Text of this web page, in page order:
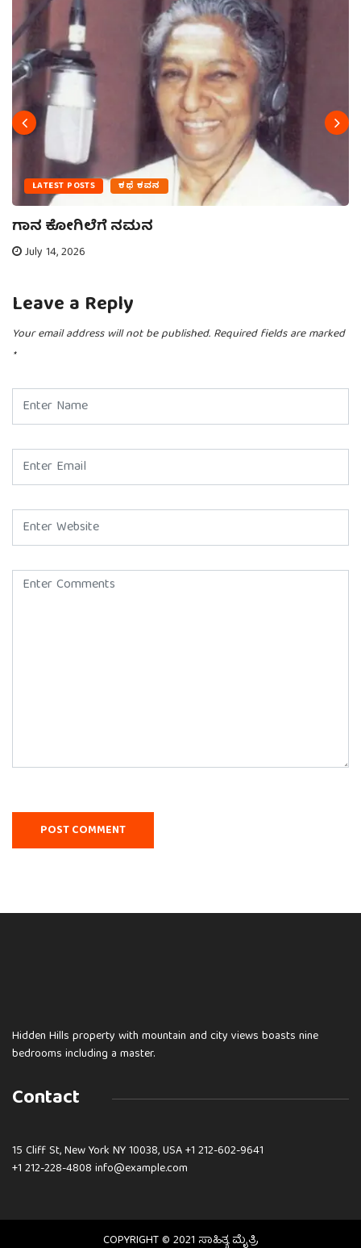
LATEST POSTS ಕಥೆ ಕವನ
ಗಾನ ಕೋಗಿಲೆಗೆ ನಮನ
July 14, 2026
Leave a Reply
Your email address will not be published. Required fields are marked
*
Hidden Hills property with mountain and city views boasts nine
bedrooms including a master.
Contact
15 Cliff St, New York NY 10038, USA+1 212-602-9641
+1 212-228-4808 info@example.com
COPYRIGHT © 2021 ಸಾಹಿತ್ಯ ಮೈತ್ರಿ